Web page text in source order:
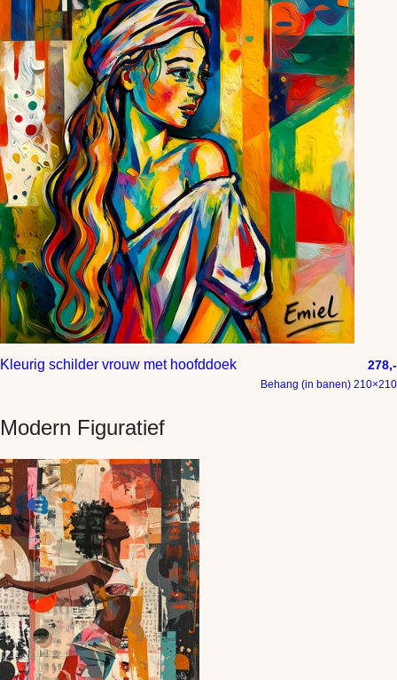
Kleurig schilder vrouw met hoofddoek 278,-
Behang (in banen) 210×210
Modern Figuratief